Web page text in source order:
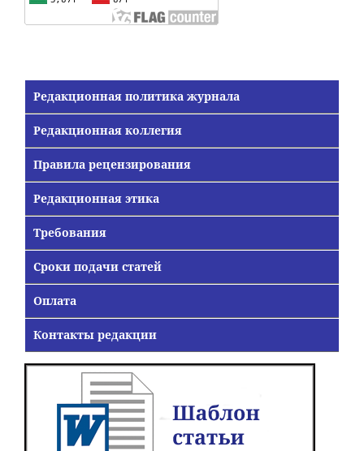
Редакционная политика журнала
Редакционная коллегия
Правила рецензирования
Редакционная этика
Требования
Сроки подачи статей
Оплата
Контакты редакции